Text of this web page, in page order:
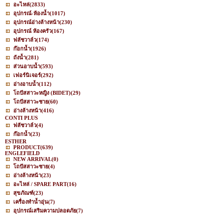
อะไหล่(2833)
อุปกรณ์-ห้องน้ำ(1017)
อุปกรณ์อ่างล้างหน้า(230)
อุปกรณ์ ห้องครัว(167)
ฟลัชวาล์ว(174)
ก๊อกน้ำ(1926)
ถังน้ำ(281)
ส่วนอาบน้ำ(593)
เฟอร์นิเจอร์(292)
อ่างอาบน้ำ(112)
โถปัสสาวะหญิง (BIDET)(29)
โถปัสสาวะชาย(60)
อ่างล้างหน้า(416)
CONTI PLUS
ฟลัชวาล์ว(4)
ก๊อกน้ำ(23)
ESTHER
PRODUCT(639)
ENGLEFIELD
NEW ARRIVAL(0)
โถปัสสาวะชาย(4)
อ่างล้างหน้า(23)
อะไหล่ / SPARE PART(16)
สุขภัณฑ์(23)
เครื่องทำน้ำอุ่น(7)
อุปกรณ์เสริมความปลอดภัย(7)